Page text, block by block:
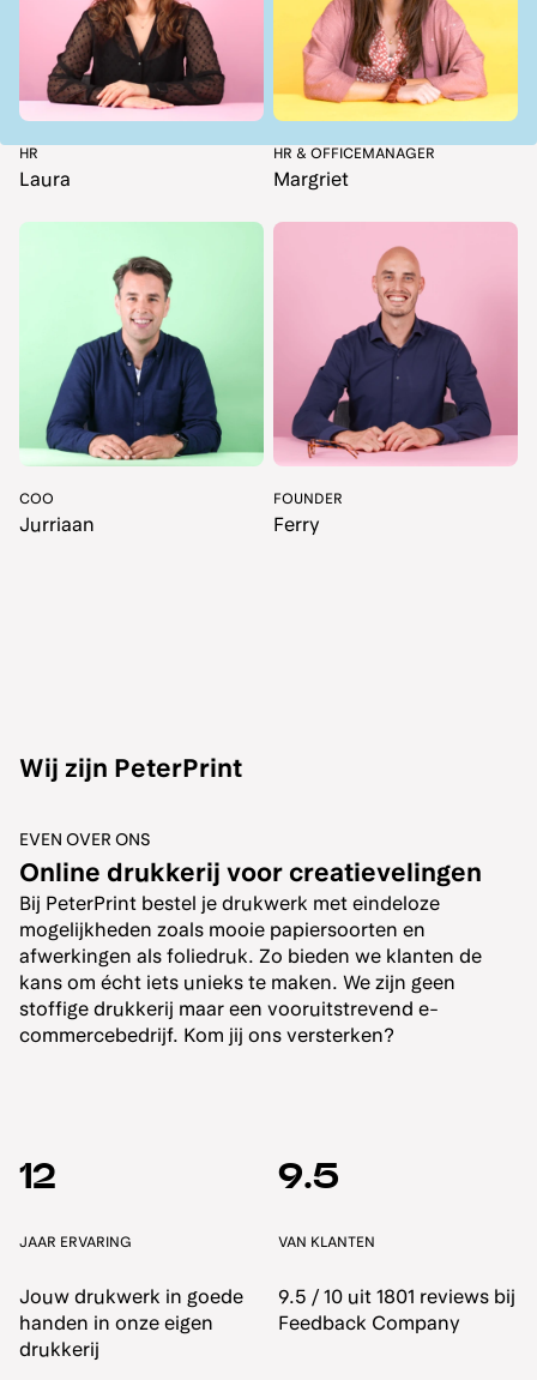
HR
Laura
HR & OFFICEMANAGER
Margriet
COO
Jurriaan
FOUNDER
Ferry
Wij zijn PeterPrint
EVEN OVER ONS
Online drukkerij voor creatievelingen
Bij PeterPrint bestel je drukwerk met eindeloze
mogelijkheden zoals mooie papiersoorten en
afwerkingen als foliedruk. Zo bieden we klanten de
kans om écht iets unieks te maken. We zijn geen
stoffige drukkerij maar een vooruitstrevend e-
commercebedrijf. Kom jij ons versterken?
12
JAAR ERVARING
Jouw drukwerk in goede
handen in onze eigen
drukkerij
9.5
VAN KLANTEN
9.5 / 10 uit 1801 reviews bij
Feedback Company